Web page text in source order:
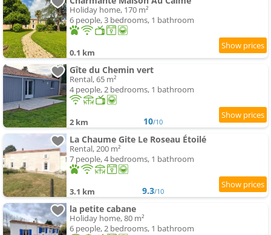
Holiday home, 170 m²
6 people, 3 bedrooms, 1 bathroom
0.1 km
Gîte du Chemin vert
Rental, 65 m²
4 people, 2 bedrooms, 1 bathroom
2 km 10/10
La Chaume Gite Le Roseau Étoilé
Rental, 200 m²
7 people, 4 bedrooms, 1 bathroom
3.1 km 9.3/10
la petite cabane
Holiday home, 80 m²
6 people, 2 bedrooms, 1 bathroom